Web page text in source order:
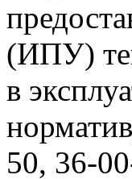
(ИПУ)
в
50, 36-